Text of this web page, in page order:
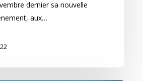
dernier sa nouvelle
aux…